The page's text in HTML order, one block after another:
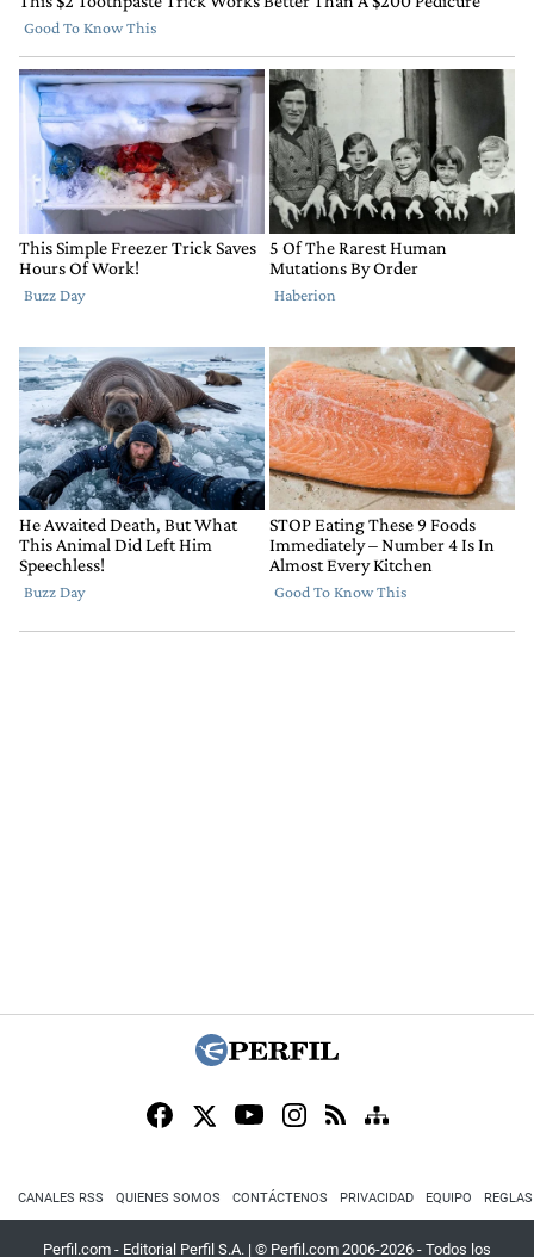
CANALES RSS QUIENES SOMOS CONTÁCTENOS PRIVACIDAD EQUIPO
Perfil.com - Editorial Perfil S.A. | © Perfil.com 2006-2026 - Todos los